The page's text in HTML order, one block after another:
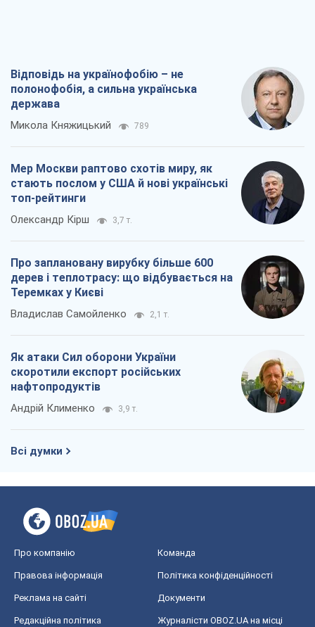
Відповідь на українофобію – не
полонофобія, а сильна українська
держава
Микола Княжицький 789
Мер Москви раптово схотів миру, як
стають послом у США й нові українські
топ-рейтинги
Олександр Кірш 3,7 т.
Про заплановану вирубку більше 600
дерев і теплотрасу: що відбувається на
Теремках у Києві
Владислав Самойленко 2,1 т.
Як атаки Сил оборони України
скоротили експорт російських
нафтопродуктів
Андрій Клименко 3,9 т.
Всі думки
Про компанію Команда
Правова інформація Політика конфіденційності
Реклама на сайті Документи
Редакційна політика
Журналісти OBOZ.UA на місці